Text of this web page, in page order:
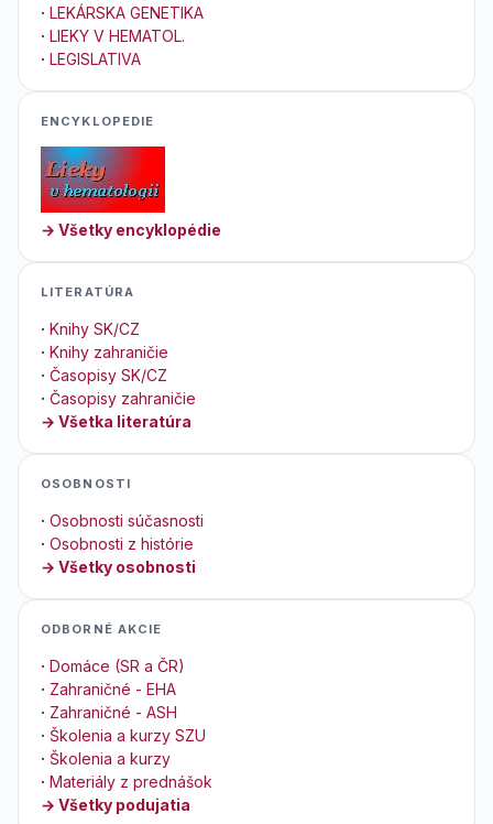
· LEKÁRSKA GENETIKA
· LIEKY V HEMATOL.
· LEGISLATIVA
ENCYKLOPEDIE
→ Všetky encyklopédie
LITERATÚRA
· Knihy SK/CZ
· Knihy zahraničie
· Časopisy SK/CZ
· Časopisy zahraničie
→ Všetka literatúra
OSOBNOSTI
· Osobnosti súčasnosti
· Osobnosti z histórie
→ Všetky osobnosti
ODBORNÉ AKCIE
· Domáce (SR a ČR)
· Zahraničné - EHA
· Zahraničné - ASH
· Školenia a kurzy SZU
· Školenia a kurzy
· Materiály z prednášok
→ Všetky podujatia